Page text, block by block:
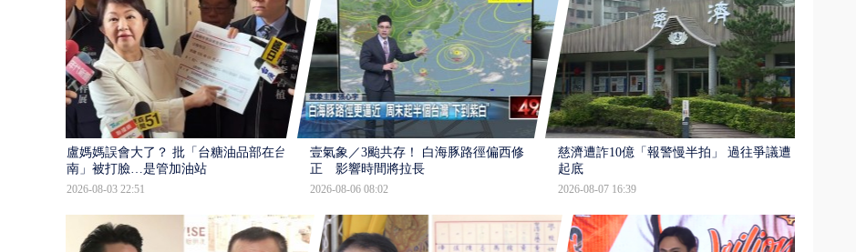
盧媽媽誤會大了？ 批「台糖油品部在台
南」被打臉…是管加油站
2026-08-03 22:51
壹氣象／3颱共存！ 白海豚路徑偏西修
正 影響時間將拉長
2026-08-06 08:02
慈濟遭詐10億「報警慢半拍」 過往爭議遭
起底
2026-08-07 16:39